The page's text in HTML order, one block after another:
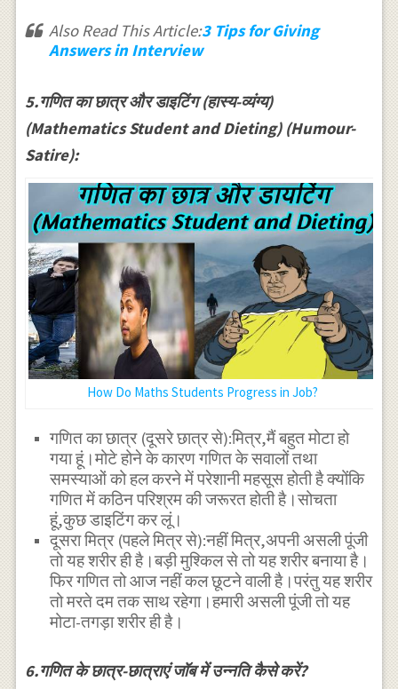
Also Read This Article:3 Tips for Giving
Answers in Interview
5.गणित का छात्र और डाइटिंग (हास्य-व्यंग्य)
(Mathematics Student and Dieting) (Humour-
Satire):
How Do Maths Students Progress in Job?
गणित का छात्र (दूसरे छात्र से):मित्र,मैं बहुत मोटा हो
गया हूं।मोटे होने के कारण गणित के सवालों तथा
समस्याओं को हल करने में परेशानी महसूस होती है क्योंकि
गणित में कठिन परिश्रम की जरूरत होती है।सोचता
हूं,कुछ डाइटिंग कर लूं।
दूसरा मित्र (पहले मित्र से):नहीं मित्र,अपनी असली पूंजी
तो यह शरीर ही है।बड़ी मुश्किल से तो यह शरीर बनाया है।
फिर गणित तो आज नहीं कल छूटने वाली है।परंतु यह शरीर
तो मरते दम तक साथ रहेगा।हमारी असली पूंजी तो यह
मोटा-तगड़ा शरीर ही है।
6.गणित के छात्र-छात्राएं जॉब में उन्नति कैसे करें?